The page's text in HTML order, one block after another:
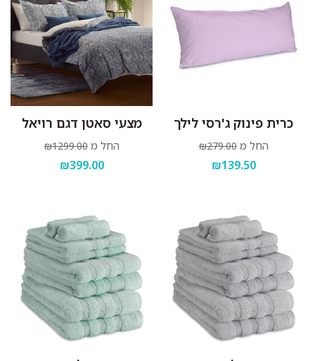
כרית פינוק ג'רסי לילך
החל מ ₪279.00
₪139.50
מצעי סאטן דגם רויאל
החל מ ₪1299.00
₪399.00